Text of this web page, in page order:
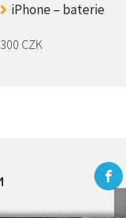
iPhone – baterie
300 CZK